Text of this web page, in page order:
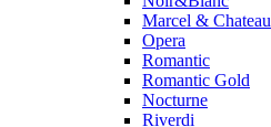
Marcel & Chateau
Opera
Romantic
Romantic Gold
Nocturne
Riverdi